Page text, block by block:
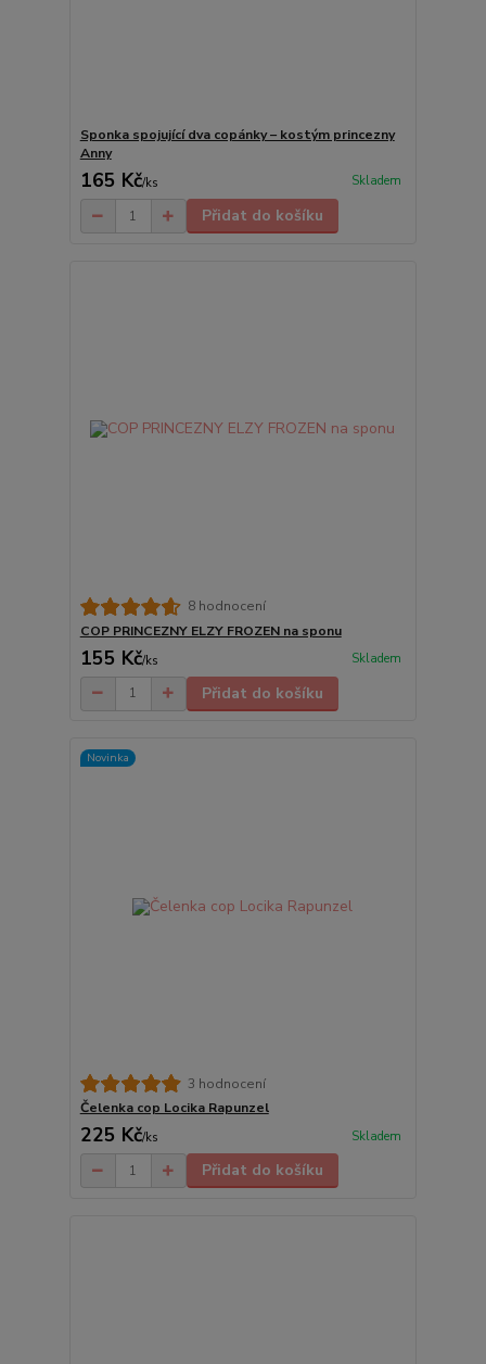
Sponka spojující dva copánky – kostým princezny
Anny
165 Kč/ks Skladem
Přidat do košíku
8 hodnocení
COP PRINCEZNY ELZY FROZEN na sponu
155 Kč/ks Skladem
Přidat do košíku
Novinka
3 hodnocení
Čelenka cop Locika Rapunzel
225 Kč/ks Skladem
Přidat do košíku